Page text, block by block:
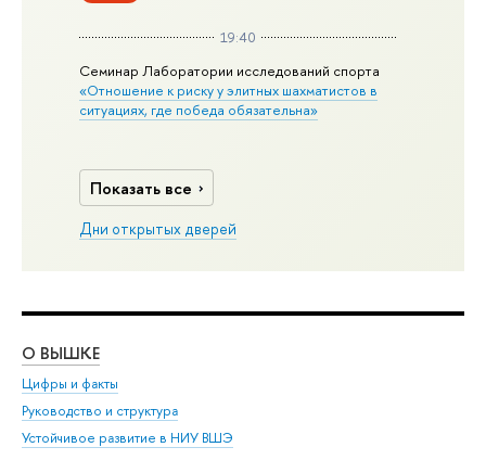
19:40
Семинар Лаборатории исследований спорта
«Отношение к риску у элитных шахматистов в
ситуациях, где победа обязательна»
Показать все
Дни открытых дверей
О ВЫШКЕ
Цифры и факты
Руководство и структура
Устойчивое развитие в НИУ ВШЭ